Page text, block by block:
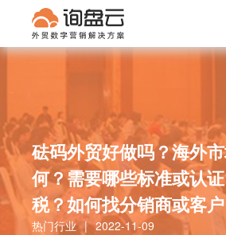
首页
客户案例
内容社区
关于我们
砝码外贸好做吗？海外
何？需要哪些标准或认
税？如何找分销商或客户
热门行业 | 2022-11-09